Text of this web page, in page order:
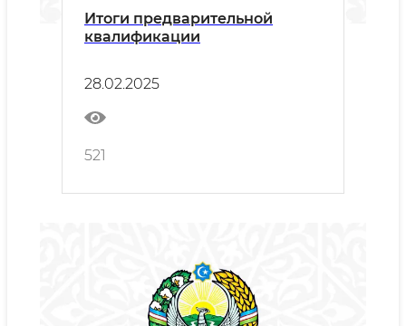
Итоги предварительной
квалификации
28.02.2025
521